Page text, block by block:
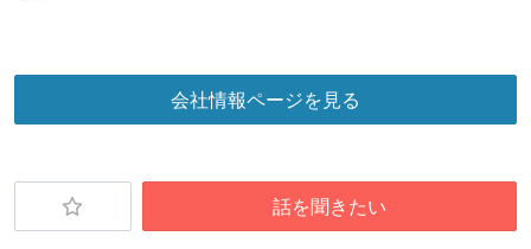
ームアラインド、プラットフォーム等）で分担して開
発・運用している
日本国内であれば、居住地は問わずにフルリモートで
会社情報ページを見る
話を聞きたい